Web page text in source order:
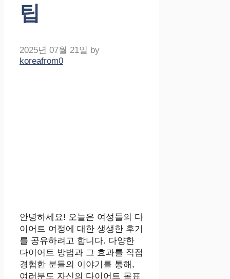
팁
2025년 07월 21일 by
koreafrom0
안녕하세요! 오늘은 여성들의 다
이어트 여정에 대한 생생한 후기
를 공유하려고 합니다. 다양한
다이어트 방법과 그 효과를 직접
경험한 분들의 이야기를 통해,
여러분도 자신의 다이어트 목표